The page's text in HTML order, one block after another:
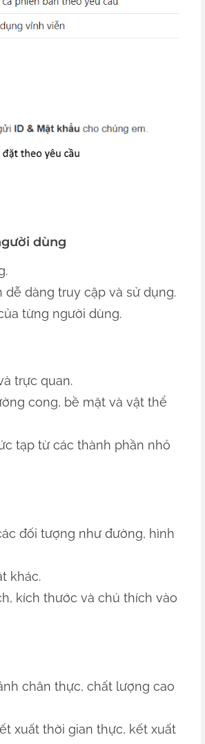
dùng
dàng truy cập và sử dụng.
từng người dùng.
trực quan.
cong, bề mặt và vật thể
tạp từ các thành phần nhỏ
đối tượng như đường, hình
khác.
kích thước và chú thích vào
chân thực, chất lượng cao
xuất thời gian thực, kết xuất